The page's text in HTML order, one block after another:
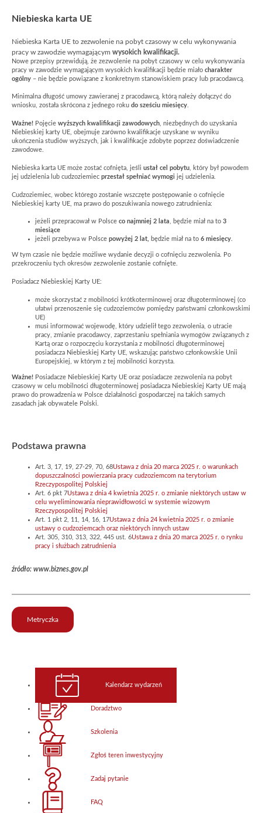
Niebieska karta UE
Niebieska Karta UE to zezwolenie na pobyt czasowy w celu wykonywania
pracy w zawodzie wymagającym wysokich kwalifikacji.
Nowe przepisy przewidują, że zezwolenie na pobyt czasowy w celu wykonywania
pracy w zawodzie wymagającym wysokich kwalifikacji będzie miało charakter
ogólny – nie będzie powiązane z konkretnym stanowiskiem pracy lub pracodawcą.
Minimalna długość umowy zawieranej z pracodawcą, którą należy dołączyć do
wniosku, została skrócona z jednego roku do sześciu miesięcy.
Ważne! Pojęcie wyższych kwalifikacji zawodowych, niezbędnych do uzyskania
Niebieskiej karty UE, obejmuje zarówno kwalifikacje uzyskane w wyniku
ukończenia studiów wyższych, jak i kwalifikacje zdobyte poprzez doświadczenie
zawodowe.
Niebieska karta UE może zostać cofnięta, jeśli ustał cel pobytu , który był powodem
jej udzielenia lub cudzoziemiec przestał spełniać wymogi jej udzielenia.
Cudzoziemiec, wobec którego zostanie wszczęte postępowanie o cofnięcie
Niebieskiej karty UE, ma prawo do poszukiwania nowego zatrudnienia:
jeżeli przepracował w Polsce co najmniej 2 lata, będzie miał na to 3
miesiące
jeżeli przebywa w Polsce powyżej 2 lat, będzie miał na to 6 miesięcy.
W tym czasie nie będzie możliwe wydanie decyzji o cofnięciu zezwolenia. Po
przekroczeniu tych okresów zezwolenie zostanie cofnięte.
Posiadacz Niebieskiej Karty UE:
może skorzystać z mobilności krótkoterminowej oraz długoterminowej (co
ułatwi przenoszenie się cudzoziemców pomiędzy państwami członkowskimi
UE)
musi informować wojewodę, który udzielił tego zezwolenia, o utracie
pracy, zmianie pracodawcy, zaprzestaniu spełniania wymogów związanych z
Kartą oraz o rozpoczęciu korzystania z mobilności długoterminowej
posiadacza Niebieskiej Karty UE, wskazując państwo członkowskie Unii
Europejskiej, w którym z tej mobilności korzysta.
Ważne! Posiadacze Niebieskiej Karty UE oraz posiadacze zezwolenia na pobyt
czasowy w celu mobilności długoterminowej posiadacza Niebieskiej Karty UE mają
prawo do prowadzenia w Polsce działalności gospodarczej na takich samych
zasadach jak obywatele Polski.
Podstawa prawna
Art. 3, 17, 19, 27-29, 70, 68Ustawa z dnia 20 marca 2025 r. o warunkach
dopuszczalności powierzania pracy cudzoziemcom na terytorium
Rzeczypospolitej Polskiej
Art. 6 pkt 7Ustawa z dnia 4 kwietnia 2025 r. o zmianie niektórych ustaw w
celu wyeliminowania nieprawidłowości w systemie wizowym
Rzeczypospolitej Polskiej
Art. 1 pkt 2, 11, 14, 16, 17Ustawa z dnia 24 kwietnia 2025 r. o zmianie
ustawy o cudzoziemcach oraz niektórych innych ustaw
Art. 305, 310, 313, 322, 445 ust. 6Ustawa z dnia 20 marca 2025 r. o rynku
pracy i służbach zatrudnienia
źródło: www.biznes.gov.pl
Metryczka
Kalendarz wydarzeń
Doradztwo
Szkolenia
Zgłoś teren inwestycyjny
Zadaj pytanie
FAQ